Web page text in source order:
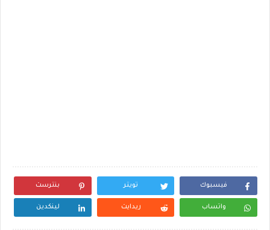
فيسبوك تويتر بنترست
واتساب ريدايت لينكدين